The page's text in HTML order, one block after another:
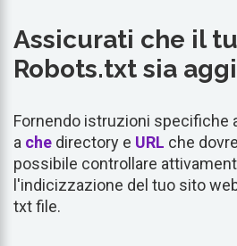
Assicurati che il
Robots.txt sia
Fornendo istruzioni specifiche
a che directory e URL che
possibile controllare
l'indicizzazione del tuo sito
txt file.